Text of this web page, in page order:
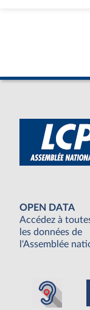
OPEN DATA
Accédez à
les données de
l'Assemblée